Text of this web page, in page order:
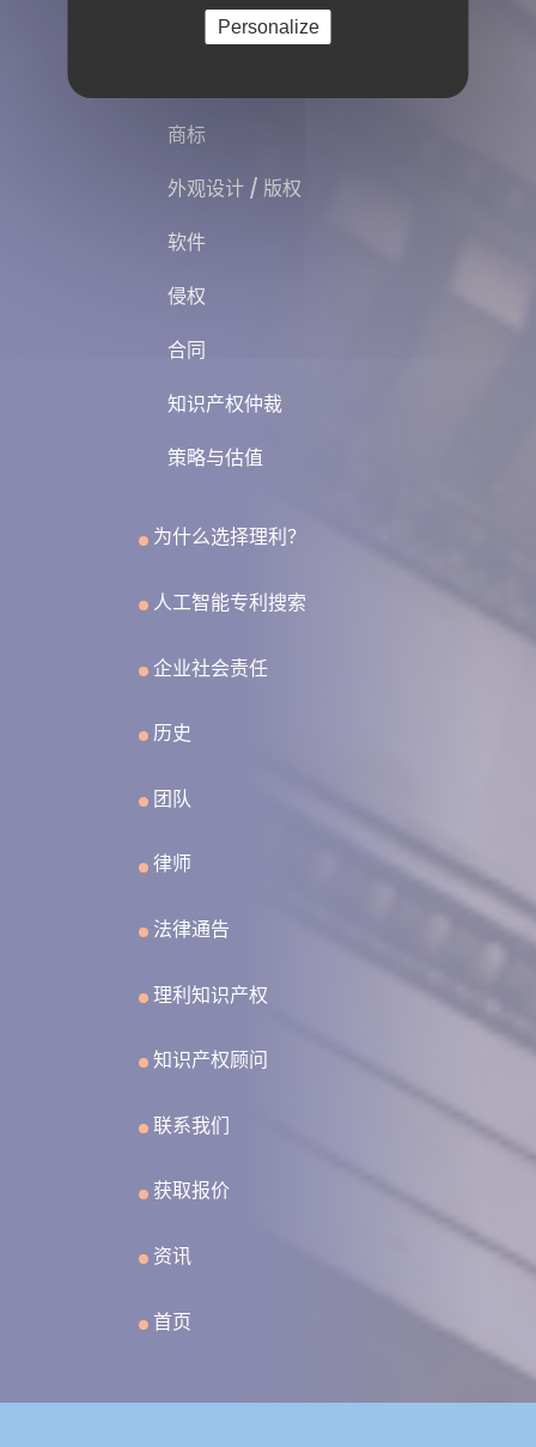
专业服务
商标
外观设计 / 版权
软件
侵权
合同
知识产权仲裁
策略与估值
为什么选择理利？
人工智能专利搜索
企业社会责任
历史
团队
律师
法律通告
理利知识产权
知识产权顾问
联系我们
获取报价
资讯
首页
Personalize